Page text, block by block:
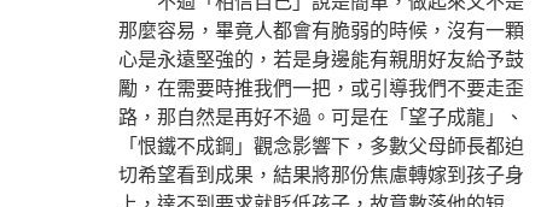
那麼容易，畢竟人都會有脆弱的時候，沒有一顆
心是永遠堅強的，若是身邊能有親朋好友給予鼓
勵，在需要時推我們一把，或引導我們不要走歪
路，那自然是再好不過。可是在「望子成龍」、
「恨鐵不成鋼」觀念影響下，多數父母師長都迫
切希望看到成果，結果將那份焦慮轉嫁到孩子身